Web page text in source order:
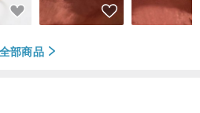
部商品